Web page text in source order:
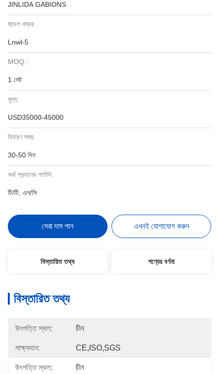
JINLIDA GABIONS
মডেল নম্বর:
Lnwl-5
MOQ.:
1 সেট
মূল্য:
USD35000-45000
বিতরণ সময়:
30-50 দিন
অর্থ প্রদানের শর্তাদি:
টি/টি, এল/সি
সেরা দাম পান এখনই যোগাযোগ করুন
বিস্তারিত তথ্য পণ্যের বর্ণনা
বিস্তারিত তথ্য
উৎপত্তি স্থল: চীন
সাক্ষ্যদান: CE,ISO,SGS
উৎপত্তি স্থল: চীন